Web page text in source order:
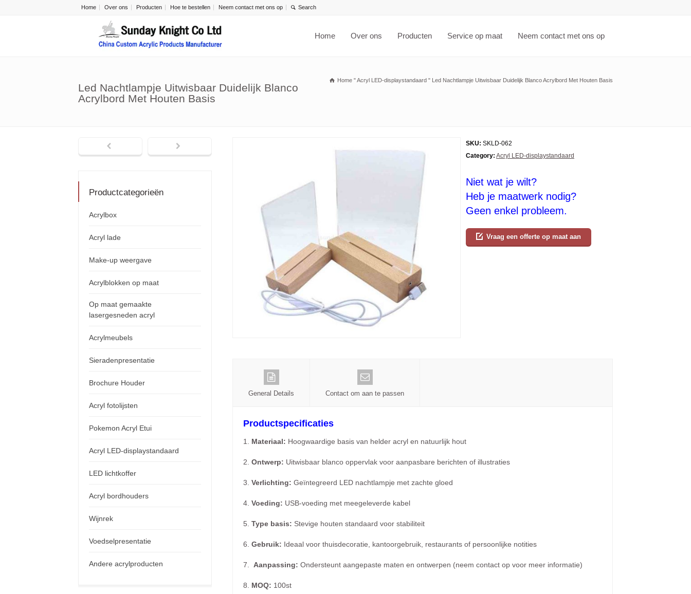
Home Over ons Producten Hoe te bestellen Neem contact met ons op
Home Over ons Producten Service op maat Neem contact met ons op
Led Nachtlampje Uitwisbaar Duidelijk Blanco
Acrylbord Met Houten Basis
Home "Acryl LED-displaystandaard " Led Nachtlampje Uitwisbaar Duidelijk Blanco Acrylbord Met Houten Basis
SKU: SKLD-062
Category: Acryl LED-displaystandaard
Niet wat je wilt?
Heb je maatwerk nodig?
Geen enkel probleem.
Vraag een offerte op maat aan
General Details Contact om aan te passen
Productspecificaties
1. Materiaal: Hoogwaardige basis van helder acryl en natuurlijk hout
2. Ontwerp: Uitwisbaar blanco oppervlak voor aanpasbare berichten of illustraties
3. Verlichting: Geïntegreerd LED nachtlampje met zachte gloed
4. Voeding: USB-voeding met meegeleverde kabel
5. Type basis: Stevige houten standaard voor stabiliteit
6. Gebruik: Ideaal voor thuisdecoratie, kantoorgebruik, restaurants of persoonlijke notities
7. Aanpassing: Ondersteunt aangepaste maten en ontwerpen (neem contact op voor meer informatie)
8. MOQ: 100st
Productcategorieën
Acrylbox
Acryl lade
Make-up weergave
Acrylblokken op maat
Op maat gemaakte
lasergesneden acryl
Acrylmeubels
Sieradenpresentatie
Brochure Houder
Acryl fotolijsten
Pokemon Acryl Etui
Acryl LED-displaystandaard
LED lichtkoffer
Acryl bordhouders
Wijnrek
Voedselpresentatie
Andere acrylproducten